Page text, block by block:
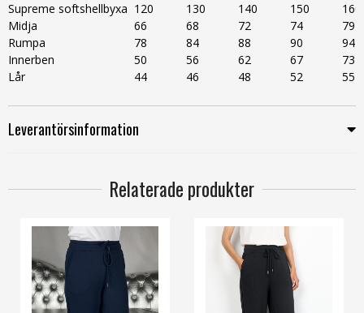
Supreme softshellbyxa 120 130 140 150
160
Midja
66 68 72 74
79
Rumpa
78 84 88 90
94
Innerben
50 56 62 67
73
Lår
44 46 48 52 55
Leverantörsinformation
Relaterade produkter